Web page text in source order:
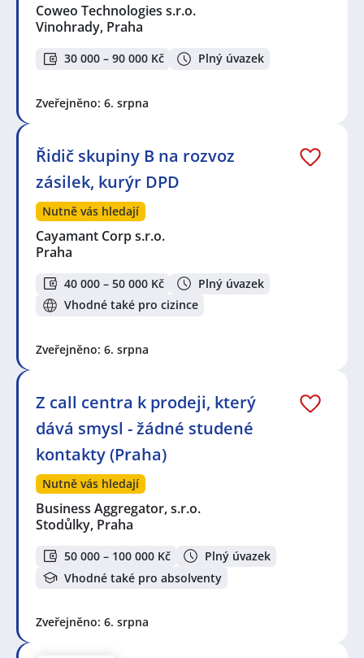
Coweo Technologies s.r.o.
Vinohrady, Praha
30 000 – 90 000 Kč Plný úvazek
Zveřejněno: 6. srpna
Řidič skupiny B na rozvoz
zásilek, kurýr DPD
Nutně vás hledají
Cayamant Corp s.r.o.
Praha
40 000 – 50 000 Kč
Plný úvazek
Vhodné také pro cizince
Zveřejněno: 6. srpna
Z call centra k prodeji, který
dává smysl - žádné studené
kontakty (Praha)
Nutně vás hledají
Business Aggregator, s.r.o.
Stodůlky, Praha
50 000 – 100 000 Kč
Plný úvazek
Vhodné také pro absolventy
Zveřejněno: 6. srpna